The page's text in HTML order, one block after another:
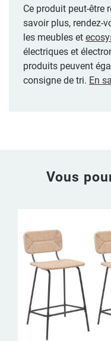
Ce produit peut-être
savoir plus, rendez-
les meubles et
électriques et
produits peuvent
consigne de tri. En
Vous